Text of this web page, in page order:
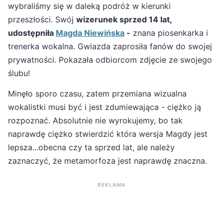
wybraliśmy się w daleką podróż w kierunki
przeszłości. Swój wizerunek sprzed 14 lat,
udostępniła Magda Niewińska - znana piosenkarka i
trenerka wokalna. Gwiazda zaprosiła fanów do swojej
prywatności. Pokazała odbiorcom zdjęcie ze swojego
ślubu!
Minęło sporo czasu, zatem przemiana wizualna
wokalistki musi być i jest zdumiewająca - ciężko ją
rozpoznać. Absolutnie nie wyrokujemy, bo tak
naprawdę ciężko stwierdzić która wersja Magdy jest
lepsza...obecna czy ta sprzed lat, ale należy
zaznaczyć, że metamorfoza jest naprawdę znaczna.
REKLAMA